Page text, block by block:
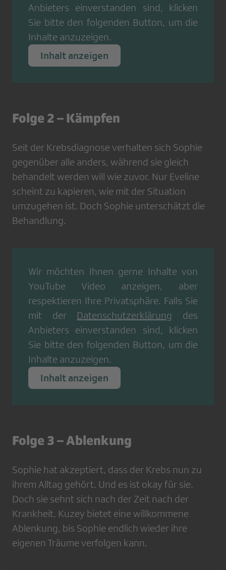
Anbieters einverstanden sind, klicken
Sie bitte den folgenden Button, um die
Inhalte anzuzeigen.
Inhalt anzeigen
Folge 2 – Kämpfen
Seit der Krebsdiagnose verhalten sich Sophie
gegenüber alle anders, während sie gleich
behandelt werden will wie zuvor. Nur Eveline
scheint zu kapieren, wie mit der Situation
umzugehen ist. Doch Sophie unterschätzt die
Behandlung.
Wir möchten Ihnen gerne Inhalte von
YouTube Video anzeigen, aber
respektieren Ihre Privatsphäre. Falls Sie
mit der Datenschutzerklärung
des
Anbieters einverstanden sind, klicken
Sie bitte den folgenden Button, um die
Inhalte anzuzeigen.
Inhalt anzeigen
Folge 3 – Ablenkung
Sophie hat akzeptiert, dass der Krebs nun zu
ihrem Alltag gehört. Und es ist okay für sie.
Doch sie sehnt sich nach der Zeit nach der
Krankheit. Kuzey bietet eine willkommene
Ablenkung, bis Sophie endlich wieder ihre
eigenen Träume verfolgen kann.